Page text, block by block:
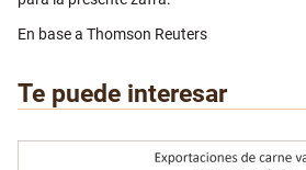
En base a Thomson Reuters
Te puede interesar